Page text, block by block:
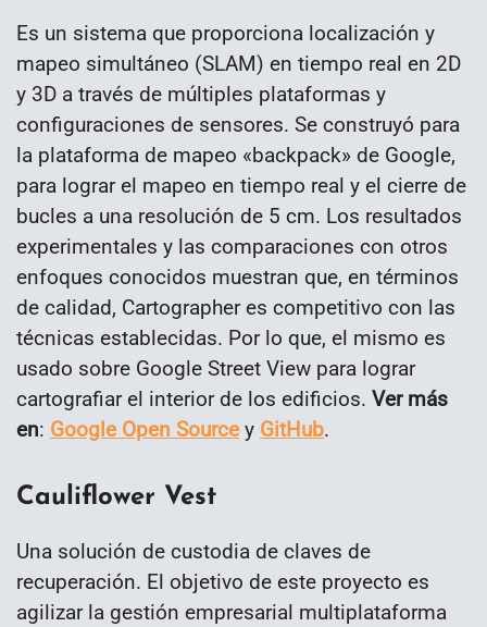
Es un sistema que proporciona localización y
mapeo simultáneo (SLAM) en tiempo real en 2D
y 3D a través de múltiples plataformas y
configuraciones de sensores. Se construyó para
la plataforma de mapeo «backpack» de Google,
para lograr el mapeo en tiempo real y el cierre de
bucles a una resolución de 5 cm. Los resultados
experimentales y las comparaciones con otros
enfoques conocidos muestran que, en términos
de calidad, Cartographer es competitivo con las
técnicas establecidas. Por lo que, el mismo es
usado sobre Google Street View para lograr
cartografiar el interior de los edificios. Ver más
en: Google Open Sourcey GitHub.
Cauliflower Vest
Una solución de custodia de claves de
recuperación. El objetivo de este proyecto es
agilizar la gestión empresarial multiplataforma